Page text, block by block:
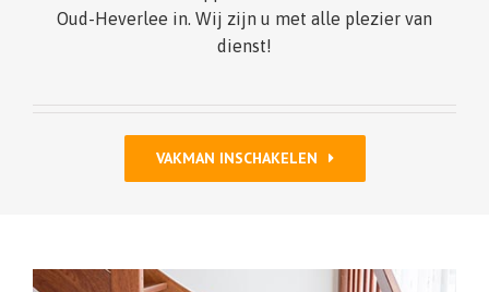
Oud-Heverlee in. Wij zijn u met alle plezier van
dienst!
VAKMAN INSCHAKELEN